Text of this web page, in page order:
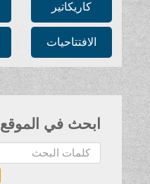
كاريكاتير
الافتتاحيات
ابحث في الموقع
البحث...